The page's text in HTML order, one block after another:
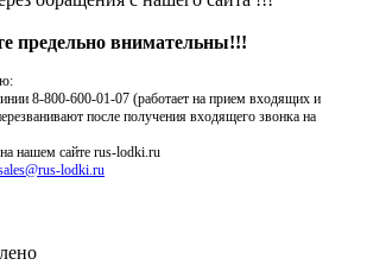
предельно внимательны!!!
8-800-600-01-07 (работает на прием входящих и
после получения входящего звонка на
нашем сайте rus-lodki.ru
lodki.ru